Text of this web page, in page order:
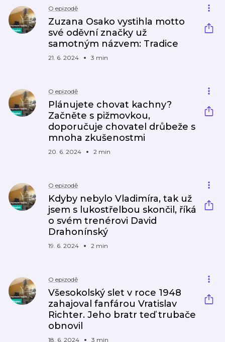
O epizodě
Zuzana Osako vystihla motto
své oděvní značky už
samotným názvem: Tradice
21. 6. 2024 3 min
O epizodě
Plánujete chovat kachny?
Začněte s pižmovkou,
doporučuje chovatel drůbeže s
mnoha zkušenostmi
20. 6. 2024 2 min
O epizodě
Kdyby nebylo Vladimíra, tak už
jsem s lukostřelbou skončil, říká
o svém trenérovi David
Drahonínský
19. 6. 2024 2 min
O epizodě
Všesokolský slet v roce 1948
zahajoval fanfárou Vratislav
Richter. Jeho bratr teď trubače
obnovil
18. 6. 2024 3 min